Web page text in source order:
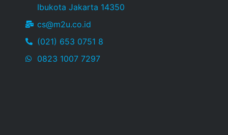
Ibukota Jakarta 14350
cs@m2u.co.id
(021) 653 0751 8
0823 1007 7297